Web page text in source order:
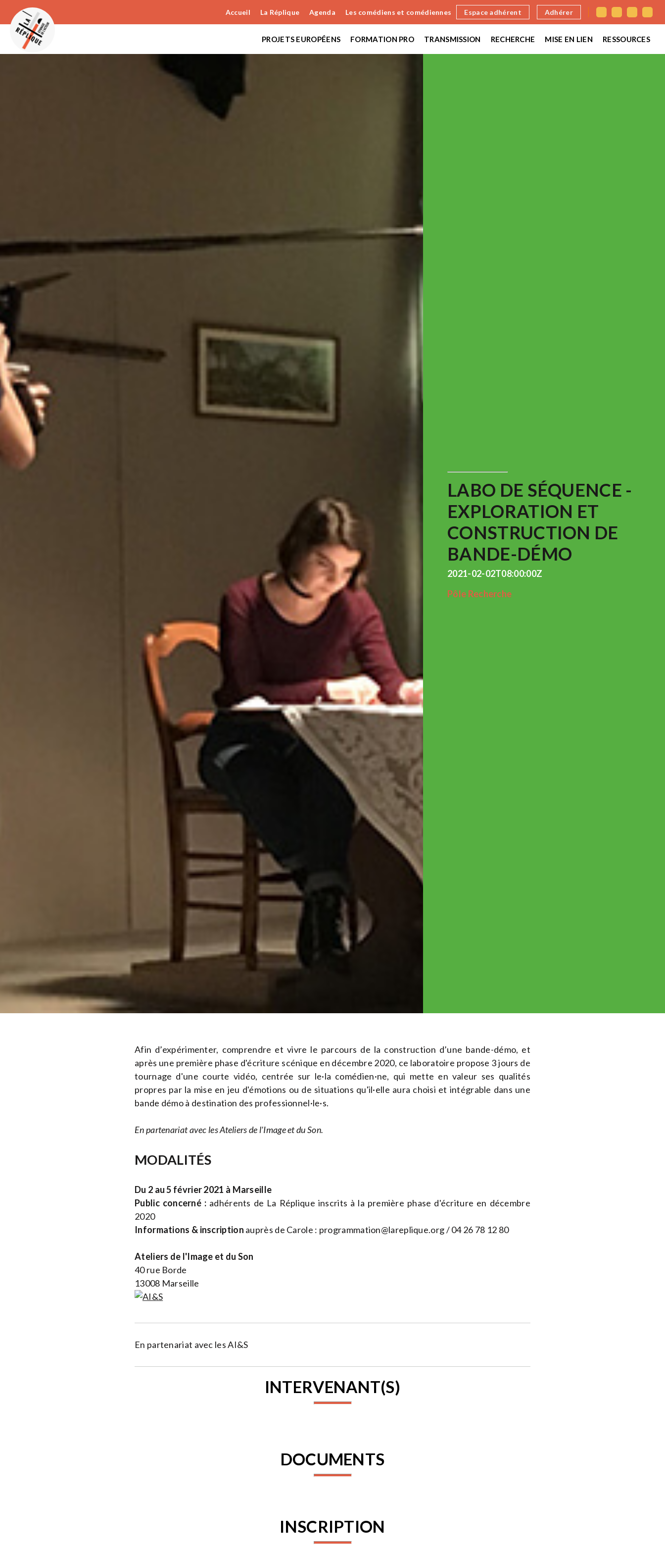
Accueil La Réplique Agenda Les comédiens et comédiennes Espace adhérent Adhérer
PROJETS EUROPÉENS FORMATION PRO TRANSMISSION RECHERCHE MISE EN LIEN RESSOURCES
LABO DE SÉQUENCE -
EXPLORATION ET
CONSTRUCTION DE
BANDE-DÉMO
2021-02-02T08:00:00Z
Pôle Recherche
Afin d’expérimenter, comprendre et vivre le parcours de la construction d’une bande-démo, et
après une première phase d'écriture scénique en décembre 2020, ce laboratoire propose 3 jours de
tournage d'une courte vidéo, centrée sur le·la comédien·ne, qui mette en valeur ses qualités
propres par la mise en jeu d'émotions ou de situations qu'il·elle aura choisi et intégrable dans une
bande démo à destination des professionnel·le·s.
En partenariat avec les Ateliers de l'Image et du Son.
MODALITÉS
Du 2 au 5 février 2021 à Marseille
Public concerné : adhérents de La Réplique inscrits à la première phase d'écriture en décembre
2020
Informations & inscription auprès de Carole : programmation@lareplique.org/ 04 26 78 12 80
Ateliers de l'Image et du Son
40 rue Borde
13008 Marseille
En partenariat avec les AI&S
INTERVENANT(S)
DOCUMENTS
INSCRIPTION